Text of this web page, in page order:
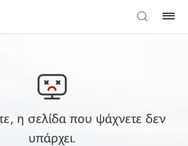
η σελίδα που ψάχνετε δεν
υπάρχει.